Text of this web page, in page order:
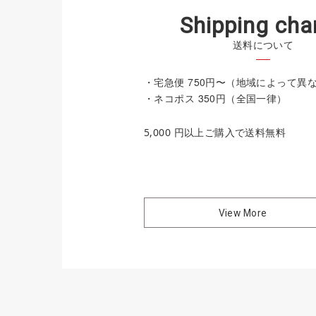
Shipping cha
送料について
・宅急便 750円〜（地域によって異な
・ネコポス 350円（全国一律）
5,000 円以上ご購入で送料無料
View More